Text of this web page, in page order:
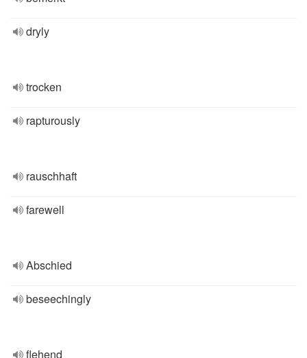
dryly
trocken
rapturously
rauschhaft
farewell
Abschied
beseechingly
flehend